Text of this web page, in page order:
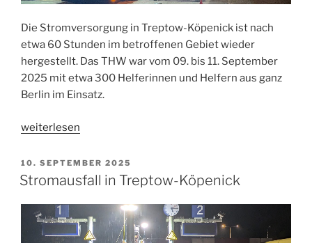
Die Stromversorgung in Treptow-Köpenick ist nach
etwa 60 Stunden im betroffenen Gebiet wieder
hergestellt. Das THW war vom 09. bis 11. September
2025 mit etwa 300 Helferinnen und Helfern aus ganz
Berlin im Einsatz.
„Einsatzende
weiterlesen
VERÖFFENTLICHT
AM
10. SEPTEMBER 2025
Stromausfall in Treptow-Köpenick